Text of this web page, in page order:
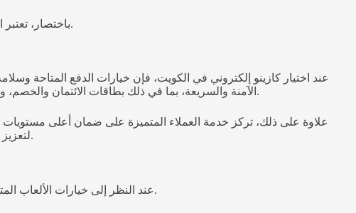
باختصار، تعتبر الخصومات والعروض الترويجية وسيلة فعالة لتحسين تجربة الألعاب وجذب المزيد من المستخدمين، مما يوفر بيئة مثالية للتمتع باللعب.
عند اختيار كازينو إلكتروني في الكويت، فإن خيارات الدفع المتاحة
الآمنة والسريعة، بما في ذلك بطاقات الائتمان والخصم، والمحافظ الإلكترونية، والتحويلات المصرفية. تضمن هذه الخيارات سرعة وسهولة إيداع الأموال وسحبها، مما يوفر تجربة مريحة للاعبين.
علاوة على ذلك، تركز خدمة العملاء المتميزة على ضمان أعلى مستويات
لتعزيز تجربتهم. وبالنظر إلى جودة اللعبة والتقييمات الإيجابية من قبل المستخدمين، يمكن للاعبين الثقة في مشغلي كازينو الكويت الموثوقين.
عند النظر إلى خيارات الألعاب المتاحة، يعتبر الترخيص جزءًا أساسيًا يحدد موثوقية المؤسسات. تعتمد سمعة هذه المنصات على عدة عوامل تؤثر في تجارب المستخدمين.